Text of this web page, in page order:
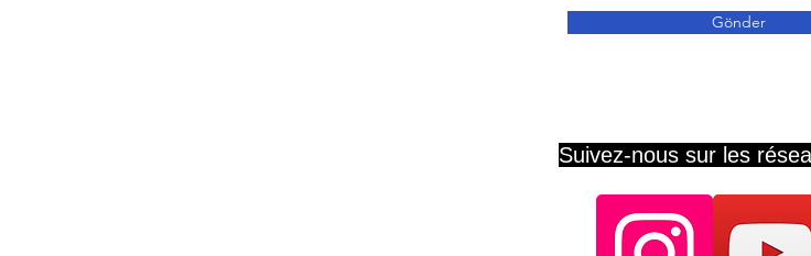
Gönder
Suivez-nous sur les